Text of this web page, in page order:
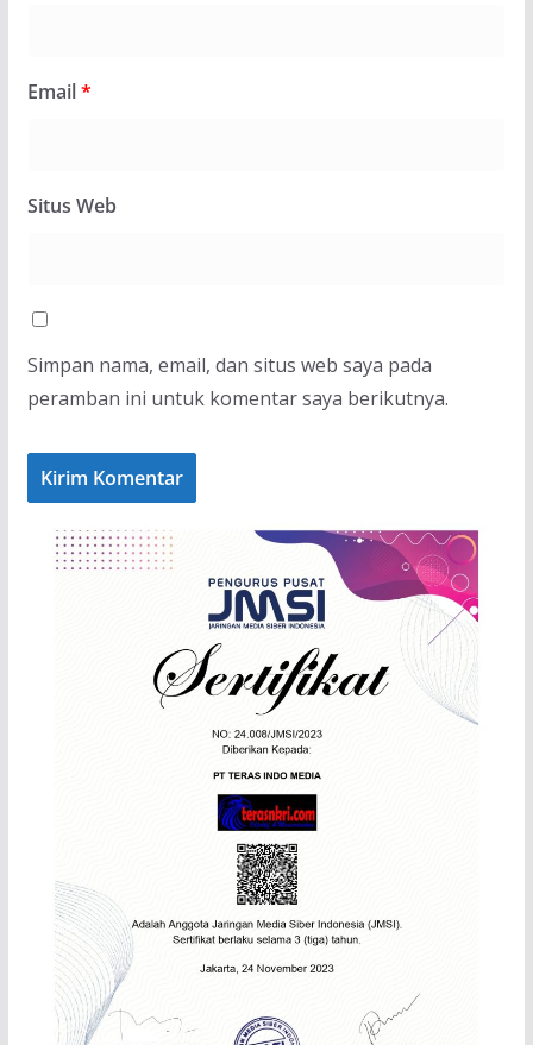
Email*
Situs Web
Simpan nama, email, dan situs web saya pada
peramban ini untuk komentar saya berikutnya.